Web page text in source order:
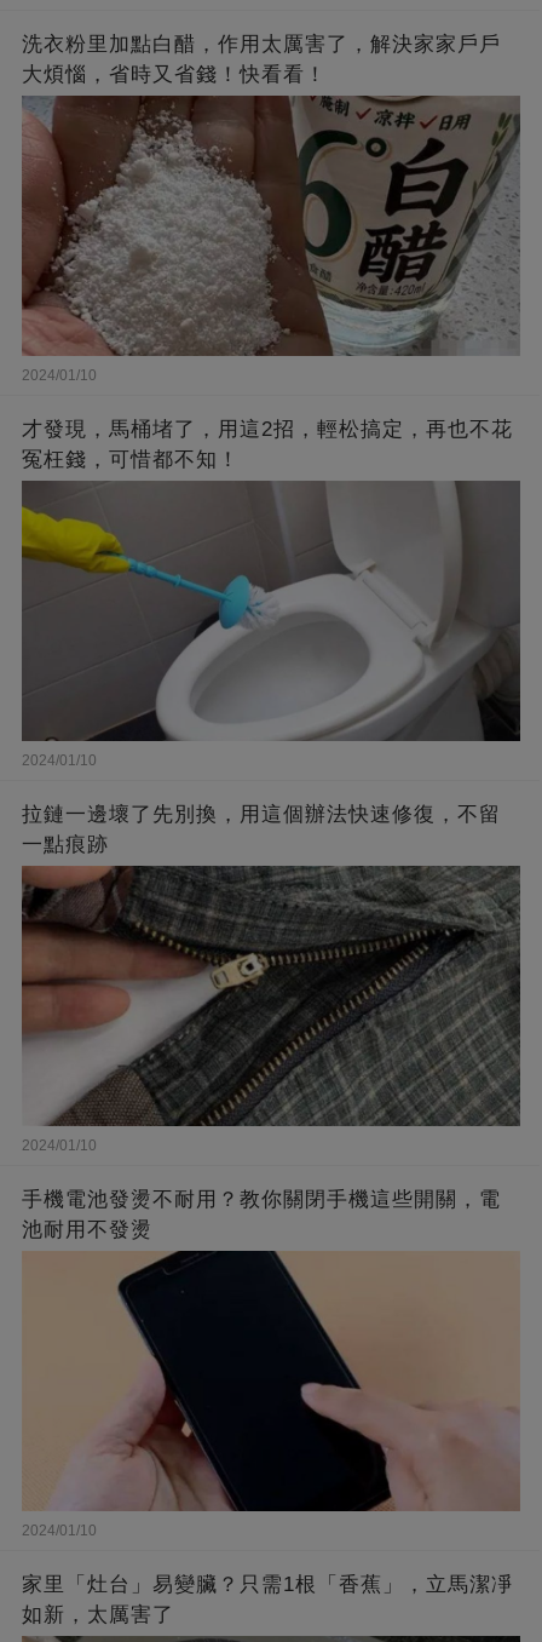
洗衣粉里加點白醋，作用太厲害了，解決家家戶戶
大煩惱，省時又省錢！快看看！
2024/01/10
才發現，馬桶堵了，用這2招，輕松搞定，再也不花
冤枉錢，可惜都不知！
2024/01/10
拉鏈一邊壞了先別換，用這個辦法快速修復，不留
一點痕跡
2024/01/10
手機電池發燙不耐用？教你關閉手機這些開關，電
池耐用不發燙
2024/01/10
家里「灶台」易變臟？只需1根「香蕉」，立馬潔凈
如新，太厲害了